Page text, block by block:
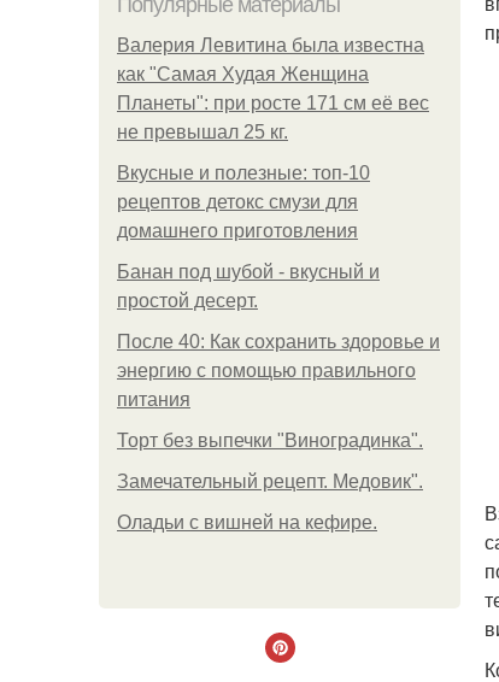
Популярные материалы
Валерия Левитина была известна
как "Самая Худая Женщина
Планеты": при росте 171 см её вес
не превышал 25 кг.
Вкусные и полезные: топ-10
рецептов детокс смузи для
домашнего приготовления
Банан под шубой - вкусный и
простой десерт.
После 40: Как сохранить здоровье и
энергию с помощью правильного
питания
Торт без выпечки "Виноградинка".
Замечательный рецепт. Медовик".
Оладьи с вишней на кефире.